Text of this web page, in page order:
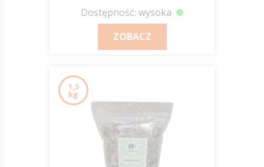
Dostępność: wysoka
ZOBACZ
1,5
kg